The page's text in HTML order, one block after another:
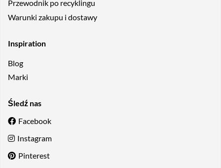
Przewodnik po recyklingu
Warunki zakupu i dostawy
Inspiration
Blog
Marki
Śledź nas
Facebook
Instagram
Pinterest